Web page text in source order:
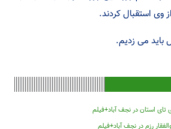
وی استقبال کردند.
باید می زدیم.
تای استان در نجف آباد+فیلم
رزم در نجف آباد+فیلم